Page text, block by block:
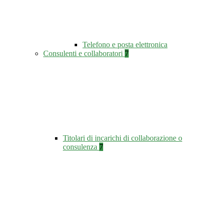
Telefono e posta elettronica
Consulenti e collaboratori 7
Titolari di incarichi di collaborazione o
consulenza 7